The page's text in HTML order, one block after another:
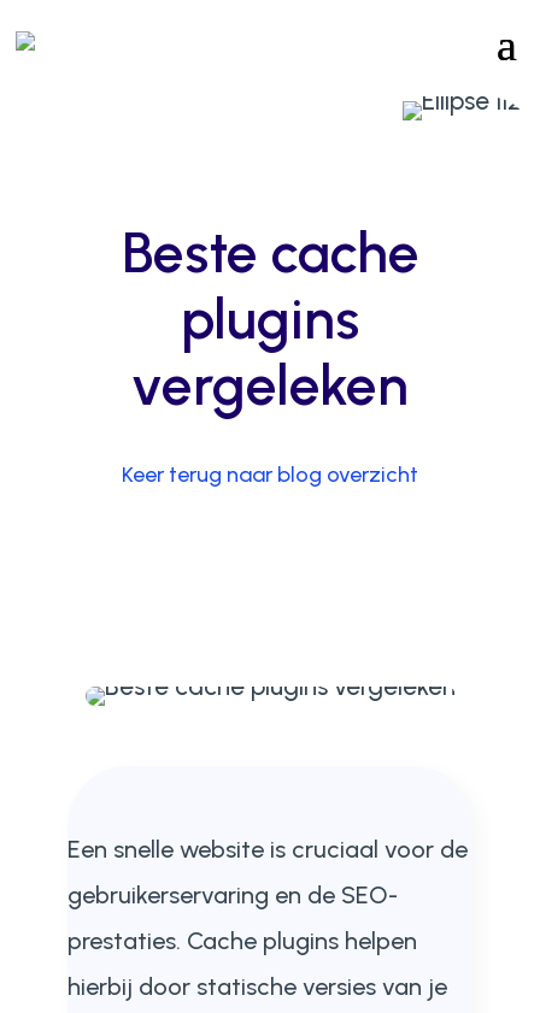
Beste cache
plugins
vergeleken
Keer terug naar blog overzicht
Een snelle website is cruciaal voor de
gebruikerservaring en de SEO-
prestaties. Cache plugins helpen
hierbij door statische versies van je